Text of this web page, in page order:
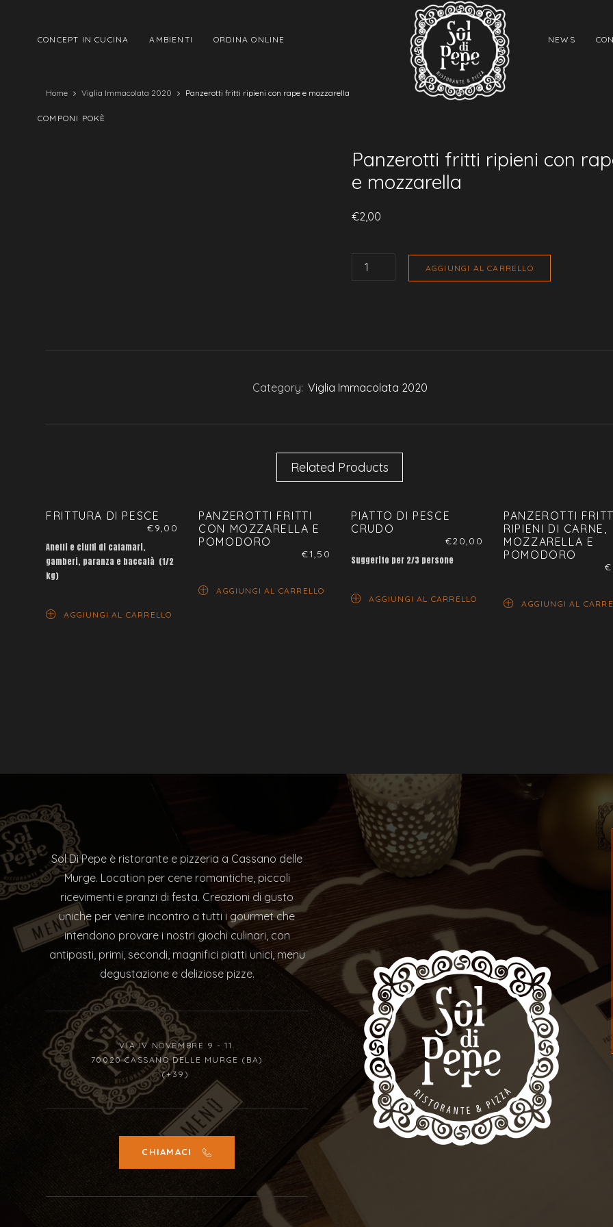
CONCEPT IN CUCINA AMBIENTI ORDINA ONLINE
COMPONI POKÈ
NEWS
Home Viglia Immacolata 2020 Panzerotti fritti ripieni con rape e mozzarella
Panzerotti fritti ripieni con
e mozzarella
€2,00
FRITTI
RIPIENI AGGIUNGI AL CARRELLO
Category: Viglia Immacolata 2020
Related Products
FRITTURA DI PESCE
€9,00
Anelli e ciuffi di calamari,
gamberi, paranza e baccalà (1/2
kg)
AGGIUNGI AL CARRELLO
PANZEROTTI FRITTI
CON MOZZARELLA E
POMODORO
€1,50
AGGIUNGI AL CARRELLO
PIATTO DI PESCE
CRUDO
€20,00
Suggerito per 2/3 persone
AGGIUNGI AL CARRELLO
PANZEROTTI
RIPIENI DI CARNE,
MOZZARELLA E
POMODORO
€
AGGIUNGI AL
Sol Di Pepe è ristorante e pizzeria a Cassano delle
Murge. Location per cene romantiche, piccoli
ricevimenti e pranzi di festa. Creazioni di gusto
uniche per venire incontro a tutti i gourmet che
intendono provare i nostri giochi culinari, con
antipasti, primi, secondi, magnifici piatti unici, menu
degustazione e deliziose pizze.
VIA IV NOVEMBRE 9 - 11.
70020 CASSANO DELLE MURGE (BA)
(+39)
CHIAMACI